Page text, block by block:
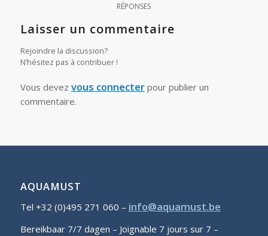
RÉPONSES
Laisser un commentaire
Rejoindre la discussion?
N’hésitez pas à contribuer !
Vous devez vous connecterpour publier un
commentaire.
AQUAMUST
Tel +32 (0)495 271 060 – info@aquamust.be
Bereikbaar 7/7 dagen – Joignable 7 jours sur 7 –